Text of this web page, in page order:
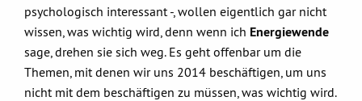
psychologisch interessant -, wollen eigentlich gar nicht
wissen, was wichtig wird, denn wenn ich Energiewende
sage, drehen sie sich weg. Es geht offenbar um die
Themen, mit denen wir uns 2014 beschäftigen, um uns
nicht mit dem beschäftigen zu müssen, was wichtig wird.